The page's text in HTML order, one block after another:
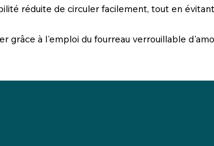
réduite de circuler facilement, tout en
grâce à l'emploi du fourreau verrouillable